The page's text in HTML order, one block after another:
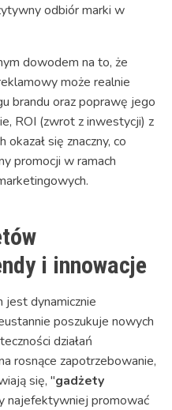
odbiór marki w
dowodem na to, że
może realnie
brandu oraz poprawę jego
ROI (zwrot z inwestycji) z
się znaczny, co
promocji w ramach
i innowacje
dynamicznie
poszukuje nowych
działań
rosnące zapotrzebowanie,
się, "gadżety
najefektywniej promować